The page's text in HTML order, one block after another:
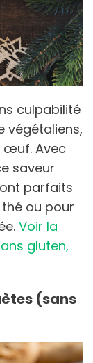
culpabilité
végétaliens,
œuf. Avec
saveur
parfaits
ou pour
Voir la
gluten,
(sans